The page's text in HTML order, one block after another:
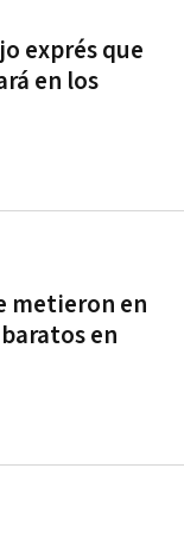
exprés que
en los
metieron en
en